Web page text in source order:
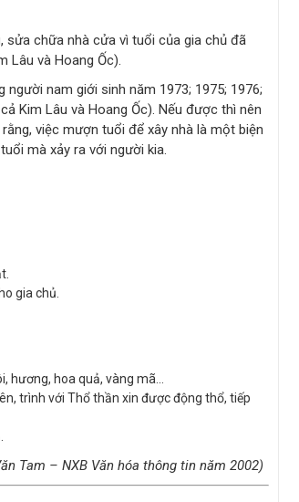
sửa chữa nhà cửa vì tuổi của gia chủ đã
Lâu và Hoang Ốc).
nam giới sinh năm 1973; 1975; 1976;
Kim Lâu và Hoang Ốc). Nếu được thì nên
việc mượn tuổi để xây nhà là một biện
mà xảy ra với người kia.
gia chủ.
hương, hoa quả, vàng mã…
trình với Thổ thần xin được động thổ, tiếp
Tam – NXB Văn hóa thông tin năm 2002)